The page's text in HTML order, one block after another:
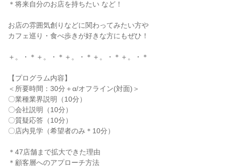
＊将来自分のお店を持ちたい など！
お店の雰囲気創りなどに関わってみたい方や
カフェ巡り・食べ歩きが好きな方にもぜひ！
＋。・＊＋。・＊＋。・＊＋。・＊＋。・＊
【プログラム内容】
＜所要時間：30分＋α/オフライン(対面)＞
〇業種業界説明（10分）
〇会社説明（10分）
〇質疑応答（10分）
〇店内見学（希望者のみ＊10分）
＊47店舗まで拡大できた理由
＊顧客層へのアプローチ方法